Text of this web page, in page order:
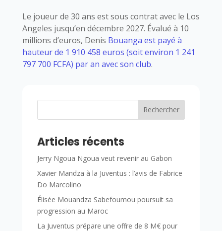
Le joueur de 30 ans est sous contrat avec le Los
Angeles jusqu’en décembre 2027. Évalué à 10
millions d’euros, Denis Bouanga est payé à
hauteur de 1 910 458 euros (soit environ 1 241
797 700 FCFA) par an avec son club.
Rechercher
Articles récents
Jerry Ngoua Ngoua veut revenir au Gabon
Xavier Mandza à la Juventus : l’avis de Fabrice
Do Marcolino
Élisée Mouandza Sabefoumou poursuit sa
progression au Maroc
La Juventus prépare une offre de 8 M€ pour